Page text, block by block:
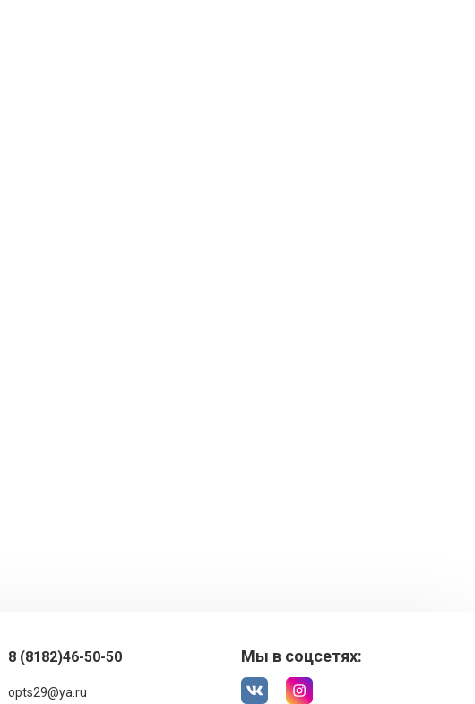
8 (8182)46-50-50
opts29@ya.ru
Мы в соцсетях: